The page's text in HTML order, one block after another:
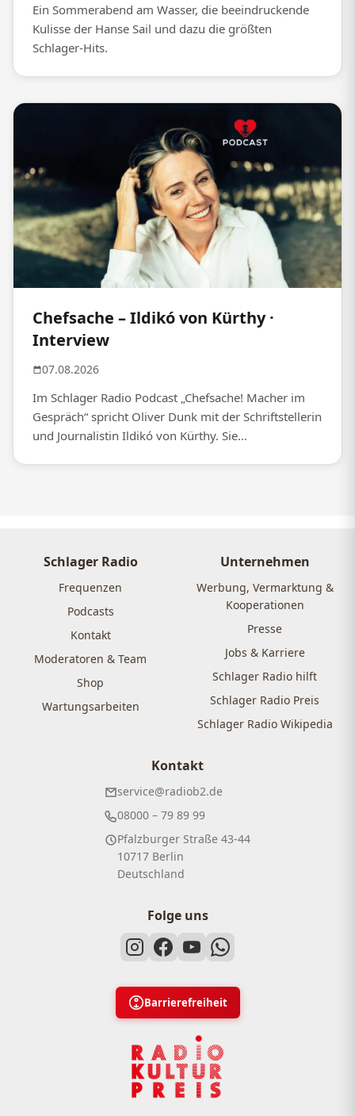
Ein Sommerabend am Wasser, die beeindruckende
Kulisse der Hanse Sail und dazu die größten
Schlager-Hits.
Chefsache – Ildikó von Kürthy ·
Interview
07.08.2026
Im Schlager Radio Podcast „Chefsache! Macher im
Gespräch“ spricht Oliver Dunk mit der Schriftstellerin
und Journalistin Ildikó von Kürthy. Sie...
Schlager Radio
Frequenzen
Podcasts
Kontakt
Moderatoren & Team
Shop
Wartungsarbeiten
Unternehmen
Werbung, Vermarktung &
Kooperationen
Presse
Jobs & Karriere
Schlager Radio hilft
Schlager Radio Preis
Schlager Radio Wikipedia
Kontakt
service@radiob2.de
08000 – 79 89 99
Pfalzburger Straße 43-44
10717 Berlin
Deutschland
Folge uns
Barrierefreiheit